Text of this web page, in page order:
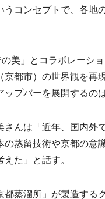
コンセプトで、各地
美」とコラボレーシ
都市）の世界観を再
プバーを展開するの
んは「近年、国内外
蒸留技術や京都の意
た」と話す。
蒸溜所」が製造する